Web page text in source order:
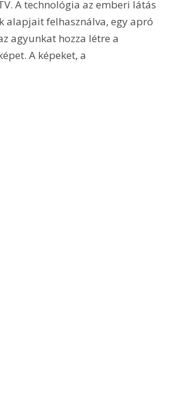
A technológia az emberi látás
alapjait felhasználva, egy apró
agyunkat hozza létre a
A képeket, a